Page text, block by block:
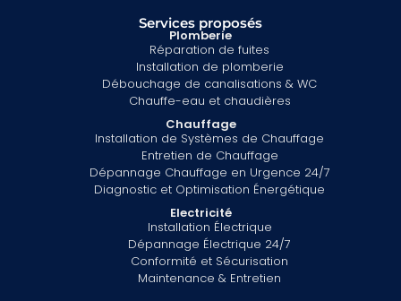
Services proposés
Plomberie
Réparation de fuites
Installation de plomberie
Débouchage de canalisations & WC
Chauffe-eau et chaudières
Chauffage
Installation de Systèmes de Chauffage
Entretien de Chauffage
Dépannage Chauffage en Urgence 24/7
Diagnostic et Optimisation Énergétique
Electricité
Installation Électrique
Dépannage Électrique 24/7
Conformité et Sécurisation
Maintenance & Entretien